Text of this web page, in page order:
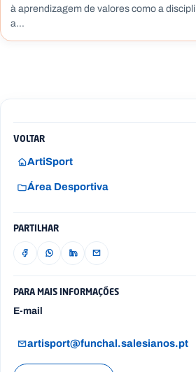
à aprendizagem de valores como a
a...
VOLTAR
ArtiSport
Área Desportiva
PARTILHAR
Partilhar no Facebook
Partilhar no WhatsApp
Partilhar no LinkedIn
Partilhar por e-mail
PARA MAIS INFORMAÇÕES
E-mail
artisport@funchal.salesianos.pt